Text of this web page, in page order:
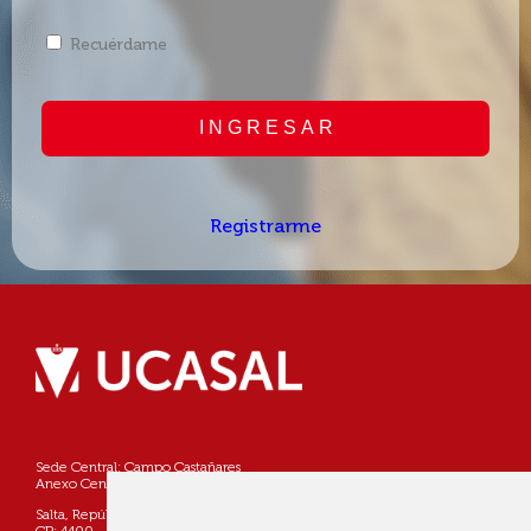
Recuérdame
I N G R E S A R
Registrarme
Sede Central: Campo Castañares
Anexo Centro: Pellegrini 790
Salta, República Argentina